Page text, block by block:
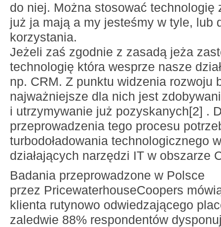
do niej. Można stosować technologię
już ja mają a my jesteśmy w tyle, lub
korzystania.
Jeżeli zaś zgodnie z zasadą jeża
technologię która wesprze nasze
np. CRM. Z punktu widzenia rozwoju
najważniejsze dla nich jest
i utrzymywanie już pozyskanych[2] .
przeprowadzenia tego procesu
turbodoładowania technologicznego
działających narzędzi IT w obszarze
Badania przeprowadzone w Polsce
przez PricewaterhouseCoopers
klienta rutynowo odwiedzającego
zaledwie 88% respondentów